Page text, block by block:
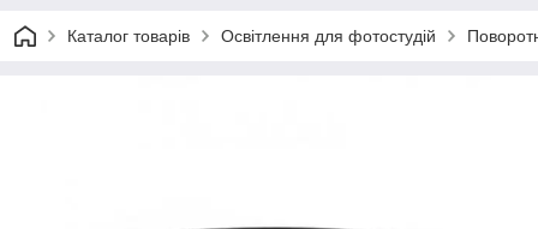
Каталог товарів Освітлення для фотостудій